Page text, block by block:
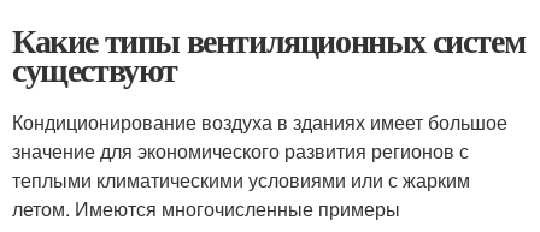
Какие типы вентиляционных систем
существуют
Кондиционирование воздуха в зданиях имеет большое
значение для экономического развития регионов с
теплыми климатическими условиями или с жарким
летом. Имеются многочисленные примеры